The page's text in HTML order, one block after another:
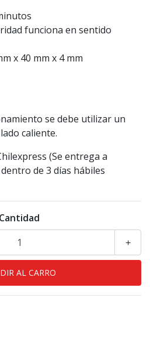
funciona en sentido
x 40 mm x 4 mm
se debe utilizar un
caliente.
(Se entrega a
de 3 días hábiles
Cantidad
+